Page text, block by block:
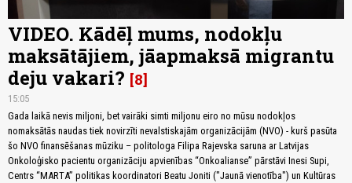
VIDEO. Kādēļ mums, nodokļu
maksātājiem, jāapmaksā migrantu
deju vakari? 8
15:05
Gada laikā nevis miljoni, bet vairāki simti miljonu eiro no mūsu nodokļos
nomaksātās naudas tiek novirzīti nevalstiskajām organizācijām (NVO) - kurš pasūta
šo NVO finansēšanas mūziku – politologa Filipa Rajevska saruna ar Latvijas
Onkoloģisko pacientu organizāciju apvienības “Onkoalianse” pārstāvi Inesi Supi,
Centrs “MARTA” politikas koordinatori Beatu Joniti ("Jaunā vienotība") un Kultūras